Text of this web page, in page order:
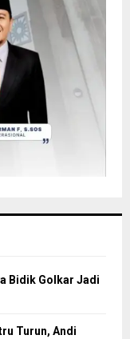
Bidik Golkar Jadi
Turun, Andi